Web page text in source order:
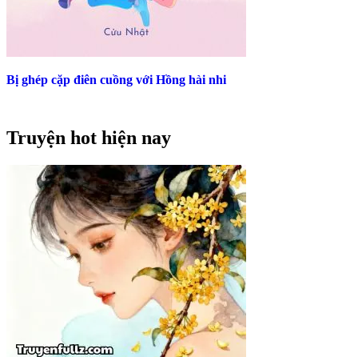
Bị ghép cặp điên cuồng với Hồng hài nhi
Truyện hot hiện nay